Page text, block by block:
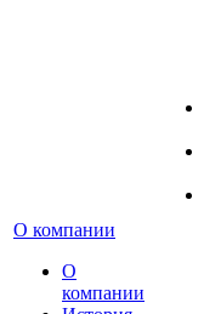
О компании
О
компании